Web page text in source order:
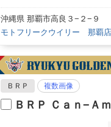
沖縄県 那覇市高良３−２−９
モトフリークウイリー 那覇店
ＢＲＰ 複数画像
ＢＲＰ Ｃａｎ−